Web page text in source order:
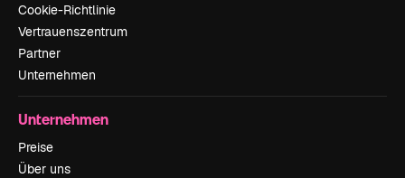
Cookie-Richtlinie
Vertrauenszentrum
Partner
Unternehmen
Unternehmen
Preise
Über uns